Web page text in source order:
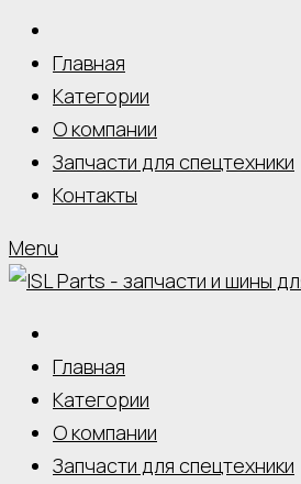
Главная
Категории
О компании
Запчасти для спецтехники
Контакты
Menu
Главная
Категории
О компании
Запчасти для спецтехники